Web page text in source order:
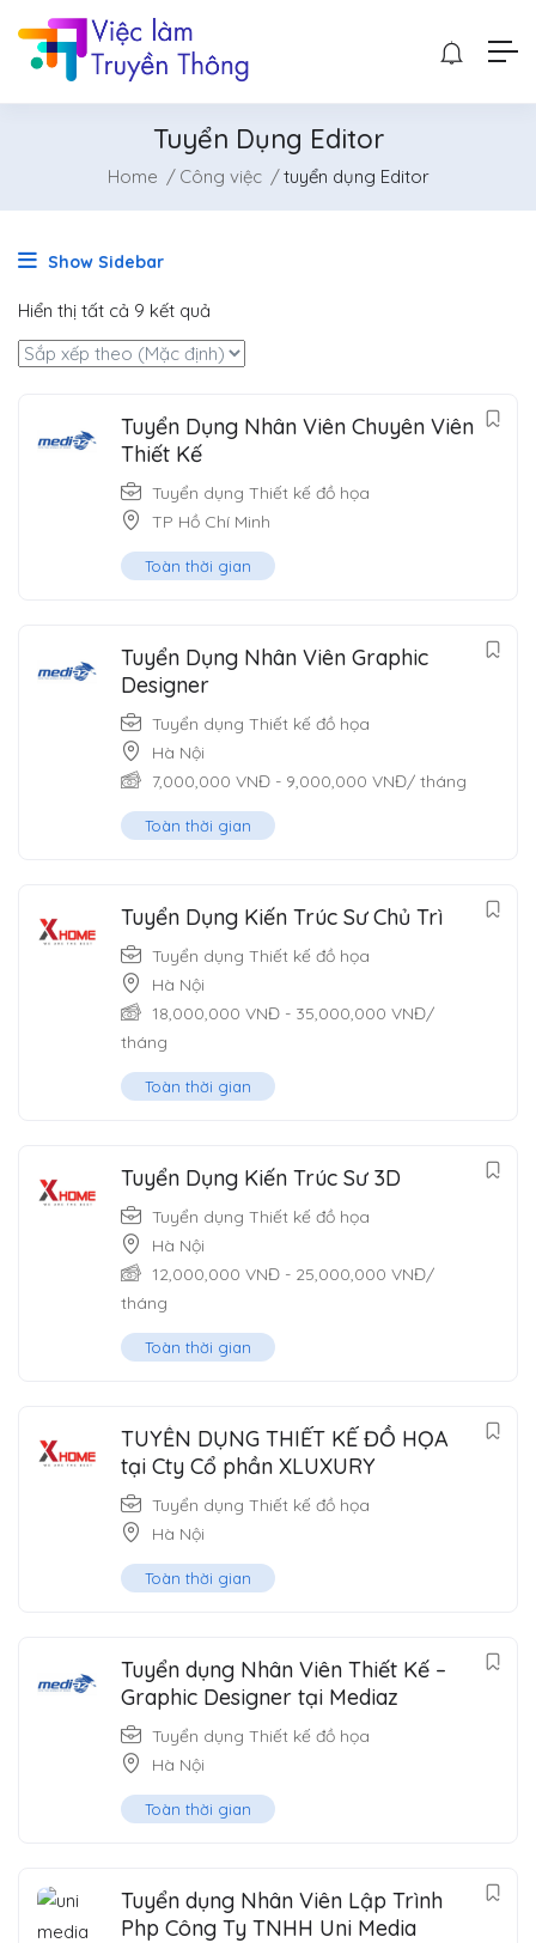
Tuyển Dụng Editor
Home Công việc tuyển dụng Editor
Show Sidebar
Hiển thị tất cả 9 kết quả
Tuyển Dụng Nhân Viên Chuyên Viên
Thiết Kế
Tuyển dụng Thiết kế đồ họa
TP Hồ Chí Minh
Toàn thời gian
Tuyển Dụng Nhân Viên Graphic
Designer
Tuyển dụng Thiết kế đồ họa
Hà Nội
7,000,000 VNĐ - 9,000,000 VNĐ/ tháng
Toàn thời gian
Tuyển Dụng Kiến Trúc Sư Chủ Trì
Tuyển dụng Thiết kế đồ họa
Hà Nội
18,000,000 VNĐ - 35,000,000 VNĐ/
tháng
Toàn thời gian
Tuyển Dụng Kiến Trúc Sư 3D
Tuyển dụng Thiết kế đồ họa
Hà Nội
12,000,000 VNĐ - 25,000,000 VNĐ/
tháng
Toàn thời gian
TUYỂN DỤNG THIẾT KẾ ĐỒ HỌA
tại Cty Cổ phần XLUXURY
Tuyển dụng Thiết kế đồ họa
Hà Nội
Toàn thời gian
Tuyển dụng Nhân Viên Thiết Kế –
Graphic Designer tại Mediaz
Tuyển dụng Thiết kế đồ họa
Hà Nội
Toàn thời gian
Tuyển dụng Nhân Viên Lập Trình
Php Công Ty TNHH Uni Media